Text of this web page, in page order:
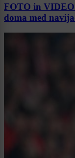
FOTO in
doma med